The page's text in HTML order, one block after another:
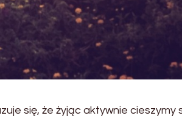
się, że żyjąc aktywnie cieszymy